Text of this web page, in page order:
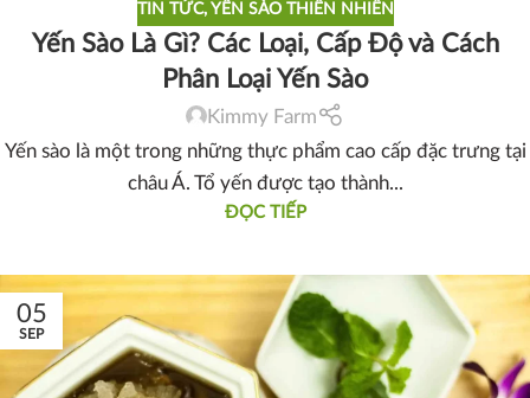
TIN TỨC, YẾN SÀO THIÊN NHIÊN
Yến Sào Là Gì? Các Loại, Cấp Độ và Cách
Phân Loại Yến Sào
Kimmy Farm
Yến sào là một trong những thực phẩm cao cấp đặc trưng tại
châu Á. Tổ yến được tạo thành...
ĐỌC TIẾP
05
SEP